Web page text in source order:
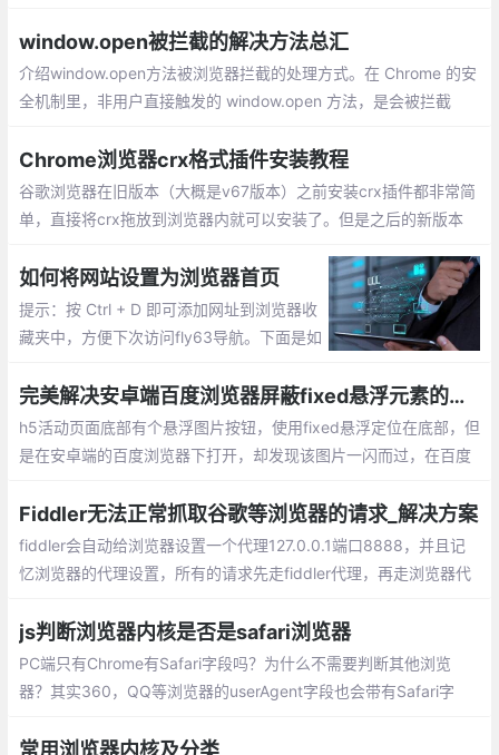
window.open被拦截的解决方法总汇
介绍window.open方法被浏览器拦截的处理方式。在 Chrome 的安
全机制里，非用户直接触发的 window.open 方法，是会被拦截
方法解决：表单提交的方式、onclick事件、延迟打开等
Chrome浏览器crx格式插件安装教程
谷歌浏览器在旧版本（大概是v67版本）之前安装crx插件都非常简
单，直接将crx拖放到浏览器内就可以安装了。但是之后的新版本
插件
如何将网站设置为浏览器首页
提示：按 Ctrl + D 即可添加网址到浏览器收
藏夹中，方便下次访问fly63导航。下面是如
设为首页的方法;Firefox火狐浏览器设为首页
的方法
完美解决安卓端百度浏览器屏蔽fixed悬浮元素的问题
h5活动页面底部有个悬浮图片按钮，使用fixed悬浮定位在底部，但
是在安卓端的百度浏览器下打开，却发现该图片一闪而过，在百度
Fiddler无法正常抓取谷歌等浏览器的请求_解决方案
fiddler会自动给浏览器设置一个代理127.0.0.1端口8888，并且记
忆浏览器的代理设置，所有的请求先走fiddler代理，再走浏览器代
统代理选项。即可解决问题。
js判断浏览器内核是否是safari浏览器
PC端只有Chrome有Safari字段吗？为什么不需要判断其他浏览
器？其实360，QQ等浏览器的userAgent字段也会带有Safari字
me字段。
常用浏览器内核及分类